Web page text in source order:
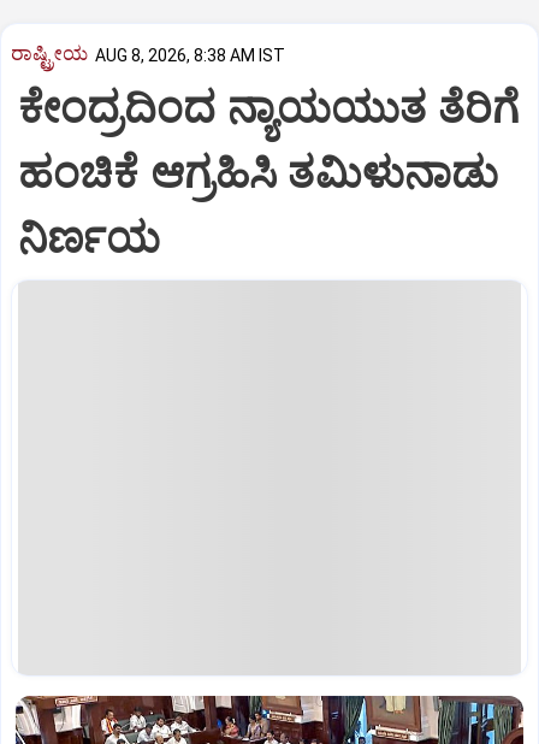
ರಾಷ್ಟ್ರೀಯ AUG 8, 2026, 8:38 AM IST
ಕೇಂದ್ರದಿಂದ ನ್ಯಾಯಯುತ ತೆರಿಗೆ
ಹಂಚಿಕೆ ಆಗ್ರಹಿಸಿ ತಮಿಳುನಾಡು
ನಿರ್ಣಯ